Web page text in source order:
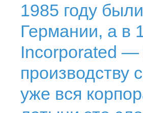
1985 году
Германии, а в
Incorporated —
производству
уже вся